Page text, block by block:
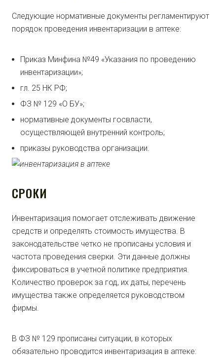
Следующие нормативные документы регламентируют
порядок проведения инвентаризации в аптеке:
Приказ Минфина №49 «Указания по проведению
инвентаризации»;
гл. 25 НК РФ;
ФЗ № 129 «О БУ»;
нормативные документы госвласти,
осуществляющей внутренний контроль;
приказы руководства организации.
СРОКИ
Инвентаризация помогает отслеживать движение
средств и определять стоимость имущества. В
законодательстве четко не прописаны условия и
частота проведения сверки. Эти данные должны
фиксироваться в учетной политике предприятия.
Количество проверок за год, их даты, перечень
имущества также определяется руководством
фирмы.
В ФЗ № 129 прописаны ситуации, в которых
обязательно проводится инвентаризация в аптеке: